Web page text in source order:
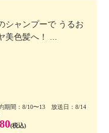
シャンプーで うるお
美色髪へ！ ...
期間：8/10〜13 放送日：8/14
(税込)